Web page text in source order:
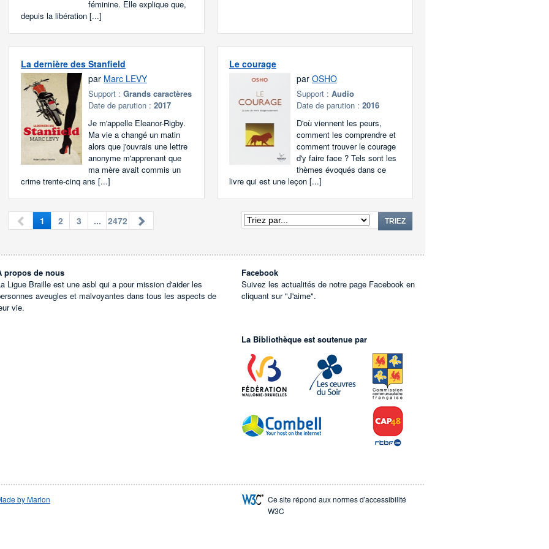
féminine. Elle explique que,
depuis la libération [...]
La dernière des Stanfield
par Marc LEVY
Support :Grands caractères
Date de parution :2017
Je m'appelle Eleanor-Rigby.
Ma vie a changé un matin
alors que j'ouvrais une lettre
anonyme m'apprenant que
ma mère avait commis un
crime trente-cinq ans [...]
Le courage
par OSHO
Support : Audio
Date de parution : 2016
D'où viennent les peurs,
comment les comprendre et
comment trouver le courage
d'y faire face ? Tels sont les
thèmes évoqués dans ce
livre qui est une leçon [...]
1 2 3 ... 2472 TRIEZ
propos de nous
Ligue Braille est une asbl qui a pour mission d'aider les
aveugles et malvoyantes dans tous les aspects de
vie.
Facebook
Suivez les actualités de notre page Facebook en
cliquant sur "J'aime".
La Bibliothèque est soutenue par
by Marlon
Ce site répond aux normes d'accessibilité
W3C